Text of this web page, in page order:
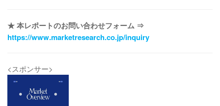
★ 本レポートのお問い合わせフォーム ⇒
https://www.marketresearch.co.jp/inquiry
<スポンサー>